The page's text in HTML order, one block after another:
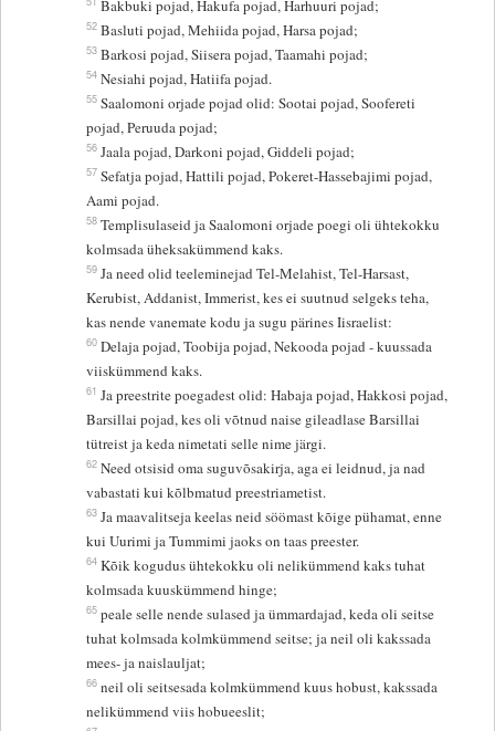
Bakbuki pojad, Hakufa pojad, Harhuuri pojad;
52 Basluti pojad, Mehiida pojad, Harsa pojad;
53 Barkosi pojad, Siisera pojad, Taamahi pojad;
54 Nesiahi pojad, Hatiifa pojad.
55 Saalomoni orjade pojad olid: Sootai pojad, Soofereti
pojad, Peruuda pojad;
56 Jaala pojad, Darkoni pojad, Giddeli pojad;
57 Sefatja pojad, Hattili pojad, Pokeret-Hassebajimi pojad,
Aami pojad.
58 Templisulaseid ja Saalomoni orjade poegi oli ühtekokku
kolmsada üheksakümmend kaks.
59 Ja need olid teeleminejad Tel-Melahist, Tel-Harsast,
Kerubist, Addanist, Immerist, kes ei suutnud selgeks teha,
kas nende vanemate kodu ja sugu pärines Iisraelist:
60 Delaja pojad, Toobija pojad, Nekooda pojad - kuussada
viiskümmend kaks.
61 Ja preestrite poegadest olid: Habaja pojad, Hakkosi pojad,
Barsillai pojad, kes oli võtnud naise gileadlase Barsillai
tütreist ja keda nimetati selle nime järgi.
62 Need otsisid oma suguvõsakirja, aga ei leidnud, ja nad
vabastati kui kõlbmatud preestriametist.
63 Ja maavalitseja keelas neid söömast kõige pühamat, enne
kui Uurimi ja Tummimi jaoks on taas preester.
64 Kõik kogudus ühtekokku oli nelikümmend kaks tuhat
kolmsada kuuskümmend hinge;
65 peale selle nende sulased ja ümmardajad, keda oli seitse
tuhat kolmsada kolmkümmend seitse; ja neil oli kakssada
mees- ja naislauljat;
66 neil oli seitsesada kolmkümmend kuus hobust, kakssada
nelikümmend viis hobueeslit;